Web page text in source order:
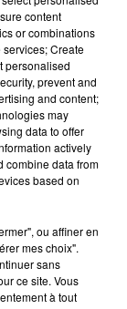
FAIRE
DE LA...
qui a
ses
content
or combinations
Create
personalised
prevent and
and content;
may
data to offer
actively
combine data from
based on
ou affiner en
mes choix".
sans
ce site. Vous
à tout